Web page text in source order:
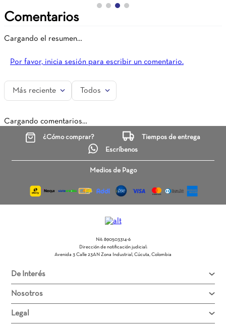
Comentarios
Cargando el resumen…
Por favor, inicia sesión para escribir un comentario.
Más reciente Todos
Cargando comentarios…
¿Cómo comprar?
Tiempos de entrega
Escríbenos
Medios de Pago
Nit: 890503314-6
Dirección de notificación judicial:
Avenida 3 Calle 23AN Zona Industrial, Cúcuta, Colombia
De Interés
Nosotros
Legal